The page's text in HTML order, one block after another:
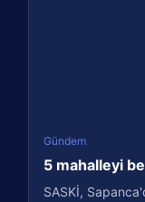
Gündem
5 mahalleyi
SASKİ,